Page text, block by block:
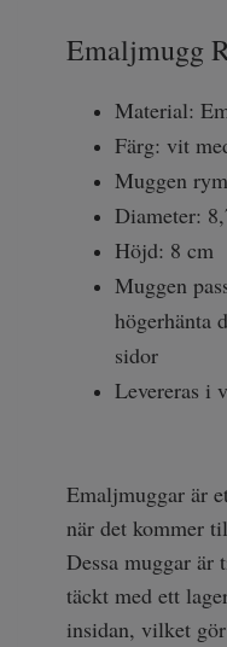
Emaljmugg
Material:
Färg: vit
Muggen
Diameter:
Höjd: 8 cm
Muggen
högerhänta
sidor
Levereras i
Emaljmuggar är
när det kommer
Dessa muggar är
täckt med ett
insidan, vilket